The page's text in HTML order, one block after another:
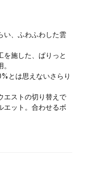
い、ふわふわした雲
を施した、ぱりっと
とは思えないさらり
エストの切り替えで
エット。合わせるボ